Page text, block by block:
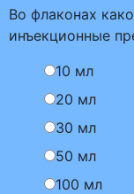
Во флаконах
инъекционные
10 мл
20 мл
30 мл
50 мл
100 мл